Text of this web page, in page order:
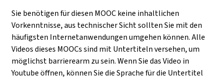
Sie benötigen für diesen MOOC keine inhaltlichen
Vorkenntnisse, aus technischer Sicht sollten Sie mit den
häufigsten Internetanwendungen umgehen können. Alle
Videos dieses MOOCs sind mit Untertiteln versehen, um
möglichst barrierearm zu sein. Wenn Sie das Video in
Youtube öffnen, können Sie die Sprache für die Untertitel